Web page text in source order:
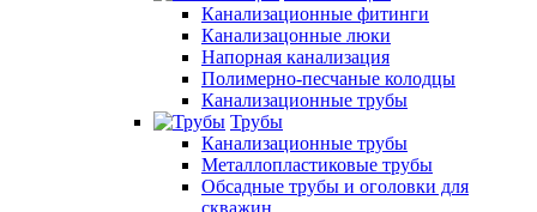
Канализационные фитинги
Канализацонные люки
Напорная канализация
Полимерно-песчаные колодцы
Канализационные трубы
Трубы
Канализационные трубы
Металлопластиковые трубы
Обсадные трубы и оголовки для
скважин